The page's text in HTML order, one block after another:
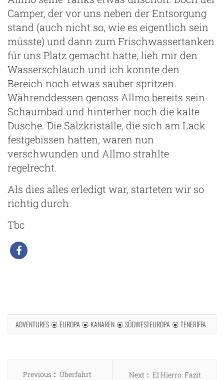
Camper, der vor uns neben der Entsorgung
stand (auch nicht so, wie es eigentlich sein
müsste) und dann zum Frischwassertanken
für uns Platz gemacht hatte, lieh mir den
Wasserschlauch und ich konnte den
Bereich noch etwas sauber spritzen.
Währenddessen genoss Allmo bereits sein
Schaumbad und hinterher noch die kalte
Dusche. Die Salzkristalle, die sich am Lack
festgebissen hatten, waren nun
verschwunden und Allmo strahlte
regelrecht.
Als dies alles erledigt war, starteten wir so
richtig durch.
Tbc
ADVENTURES EUROPA KANAREN SÜDWESTEUROPA TENERIFFA
Beitragsnavigation
Previous
Previous
Überfahrt
Next
Next
El Hierro: Fazit